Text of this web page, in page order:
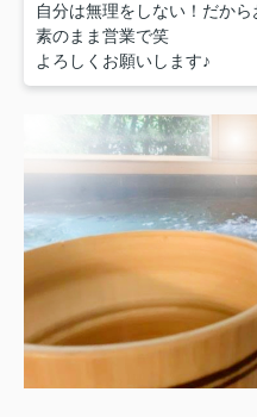
自分は無理をしない！だか
素のまま営業で笑
よろしくお願いします♪